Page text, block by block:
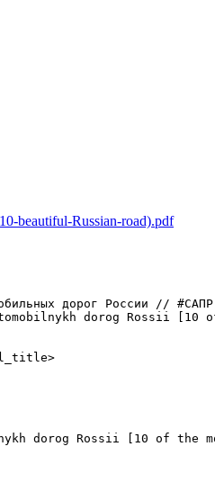
beautiful-Russian-road).pdf
дорог России //
dorog Rossii [10
dorog Rossii [10 of the